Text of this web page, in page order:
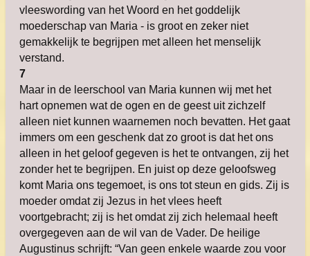
vleeswording van het Woord en het goddelijk
moederschap van Maria - is groot en zeker niet
gemakkelijk te begrijpen met alleen het menselijk
verstand.
7
Maar in de leerschool van Maria kunnen wij met het
hart opnemen wat de ogen en de geest uit zichzelf
alleen niet kunnen waarnemen noch bevatten. Het gaat
immers om een geschenk dat zo groot is dat het ons
alleen in het geloof gegeven is het te ontvangen, zij het
zonder het te begrijpen. En juist op deze geloofsweg
komt Maria ons tegemoet, is ons tot steun en gids. Zij is
moeder omdat zij Jezus in het vlees heeft
voortgebracht; zij is het omdat zij zich helemaal heeft
overgegeven aan de wil van de Vader. De heilige
Augustinus schrijft: “Van geen enkele waarde zou voor